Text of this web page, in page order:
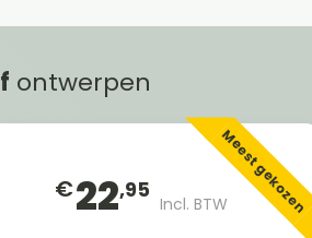
ontwerpen
€22,95
Incl. BTWMeest gekozen